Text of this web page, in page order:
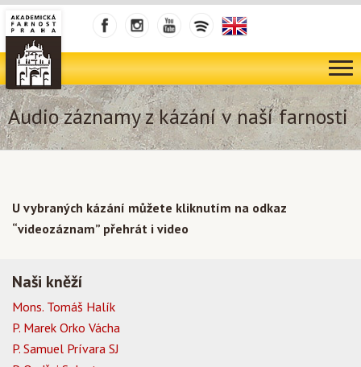
Audio záznamy z kázání v naší farnosti
U vybraných kázání můžete kliknutím na odkaz
“videozáznam” přehrát i video
Naši kněží
Mons. Tomáš Halík
P. Marek Orko Vácha
P. Samuel Prívara SJ